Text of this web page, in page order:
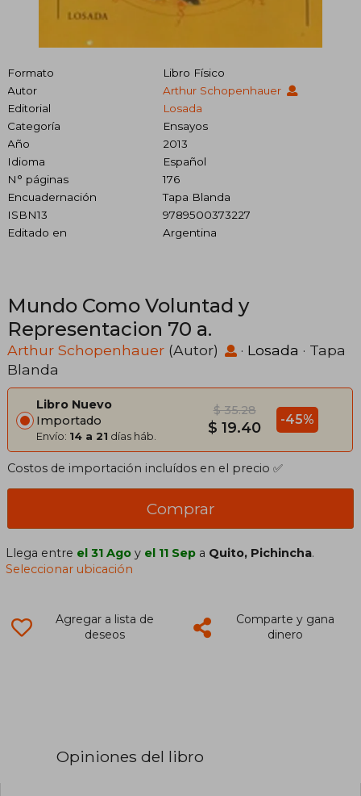
Formato
Libro Físico
Autor
Arthur Schopenhauer
Editorial
Losada
Categoría
Ensayos
Año
2013
Idioma
Español
N° páginas
176
Encuadernación
Tapa Blanda
ISBN13
9789500373227
Editado en
Argentina
Mundo Como Voluntad y
Representacion 70 a.
Arthur Schopenhauer (Autor) · Losada · Tapa
Blanda
Libro Nuevo
Importado
Envío: 14 a 21 días háb.
$ 35.28
$ 19.40 -45%
Costos de importación incluídos en el precio ✅
Comprar
Llega entre el 31 Ago y el 11 Sep a Quito, Pichincha.
Seleccionar ubicación
Agregar a lista de
deseos
Comparte y gana
dinero
Opiniones del libro